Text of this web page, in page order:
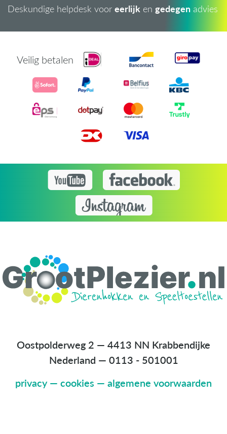
Deskundige helpdesk voor eerlijk en gedegen advies
Veilig betalen
Oostpolderweg 2 — 4413 NN Krabbendijke
Nederland — 0113 - 501001
privacy— cookies — algemene voorwaarden